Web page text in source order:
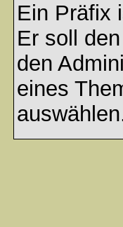
Ein Präfix
Er soll
den
eines